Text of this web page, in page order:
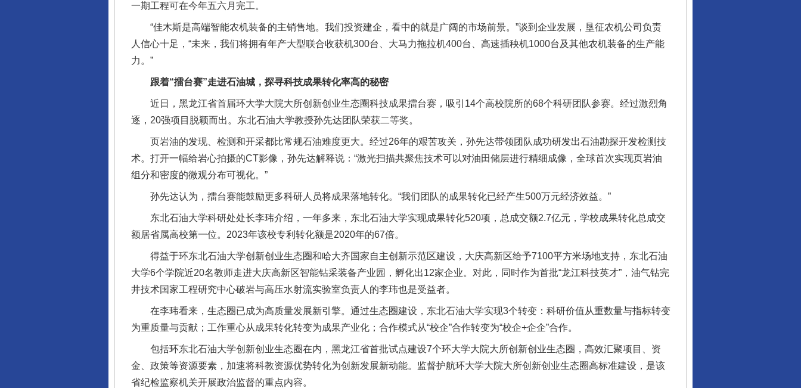
一期工程可在今年五六月完工。
“佳木斯是高端智能农机装备的主销售地。我们投资建企，看中的就是广阔的市场前景。”谈到企业发展，垦征农机公司负责
人信心十足，“未来，我们将拥有年产大型联合收获机300台、大马力拖拉机400台、高速插秧机1000台及其他农机装备的生产能
力。”
跟着“擂台赛”走进石油城，探寻科技成果转化率高的秘密
近日，黑龙江省首届环大学大院大所创新创业生态圈科技成果擂台赛，吸引14个高校院所的68个科研团队参赛。经过激烈角
逐，20强项目脱颖而出。东北石油大学教授孙先达团队荣获二等奖。
页岩油的发现、检测和开采都比常规石油难度更大。经过26年的艰苦攻关，孙先达带领团队成功研发出石油勘探开发检测技
术。打开一幅给岩心拍摄的CT影像，孙先达解释说：“激光扫描共聚焦技术可以对油田储层进行精细成像，全球首次实现页岩油
组分和密度的微观分布可视化。”
孙先达认为，擂台赛能鼓励更多科研人员将成果落地转化。“我们团队的成果转化已经产生500万元经济效益。”
东北石油大学科研处处长李玮介绍，一年多来，东北石油大学实现成果转化520项，总成交额2.7亿元，学校成果转化总成交
额居省属高校第一位。2023年该校专利转化额是2020年的67倍。
得益于环东北石油大学创新创业生态圈和哈大齐国家自主创新示范区建设，大庆高新区给予7100平方米场地支持，东北石油
大学6个学院近20名教师走进大庆高新区智能钻采装备产业园，孵化出12家企业。对此，同时作为首批“龙江科技英才”，油气钻完
井技术国家工程研究中心破岩与高压水射流实验室负责人的李玮也是受益者。
在李玮看来，生态圈已成为高质量发展新引擎。通过生态圈建设，东北石油大学实现3个转变：科研价值从重数量与指标转变
为重质量与贡献；工作重心从成果转化转变为成果产业化；合作模式从“校企”合作转变为“校企+企企”合作。
包括环东北石油大学创新创业生态圈在内，黑龙江省首批试点建设7个环大学大院大所创新创业生态圈，高效汇聚项目、资
金、政策等资源要素，加速将科教资源优势转化为创新发展新动能。监督护航环大学大院大所创新创业生态圈高标准建设，是该
省纪检监察机关开展政治监督的重点内容。